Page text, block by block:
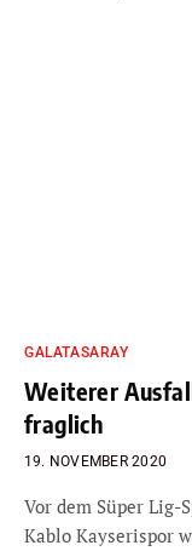
GALATASARAY
Weiterer
fraglich
19. NOVEMBER 2020
Vor dem Süper Lig-
Kablo Kayserispor